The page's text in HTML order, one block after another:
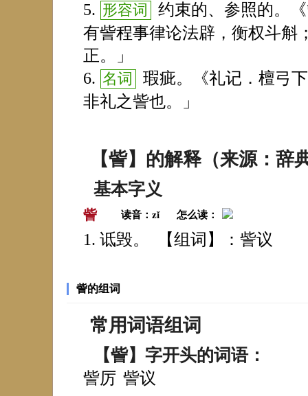
形容词
约束的、参照的。
有訾程事律论法辟，衡权斗斛
正。」
名词
瑕疵。《礼记．檀弓
非礼之訾也。」
【訾】的解释（来源：辞
基本字义
訾 读音：zǐ 怎么读：
诋毁。 【组词】：訾议
訾的组词
常用词语组词
【訾】字开头的词语：
訾厉 訾议